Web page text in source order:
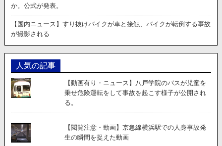
か。公式が発表。
【国内ニュース】すり抜けバイクが車と接触、バイクが転倒する事故
が撮影される
人気の記事
【動画有り・ニュース】八戸学院のバスが児童を
乗せ危険運転をして事故を起こす様子が公開され
る。
【閲覧注意・動画】京急線横浜駅での人身事故発
生の瞬間を捉えた動画